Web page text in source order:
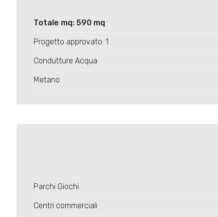
Totale mq: 590 mq
Progetto approvato: 1
Condutture Acqua
Metano
Parchi Giochi
Centri commerciali